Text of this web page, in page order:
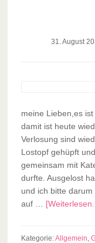
31. August
meine Lieben,es
damit ist heute
Verlosung sind
Lostopf gehüpft
gemeinsam mit
durfte. Ausgelost
und ich bitte
auf …
Kategorie:Allgemein,